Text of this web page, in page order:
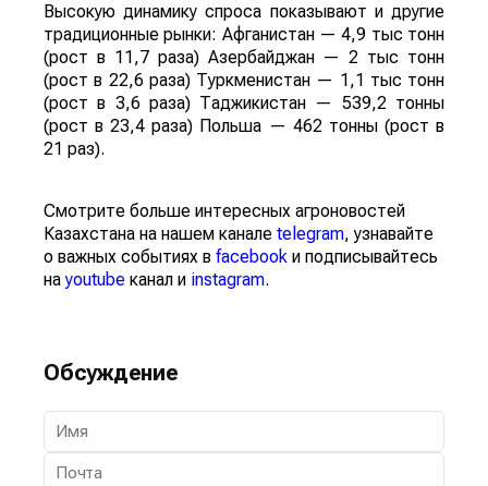
Высокую динамику спроса показывают и другие
традиционные рынки: Афганистан — 4,9 тыс тонн
(рост в 11,7 раза) Азербайджан — 2 тыс тонн
(рост в 22,6 раза) Туркменистан — 1,1 тыс тонн
(рост в 3,6 раза) Таджикистан — 539,2 тонны
(рост в 23,4 раза) Польша — 462 тонны (рост в
21 раз).
Смотрите больше интересных агроновостей
Казахстана на нашем канале telegram, узнавайте
о важных событиях в facebook и подписывайтесь
наyoutube канал и instagram.
Обсуждение